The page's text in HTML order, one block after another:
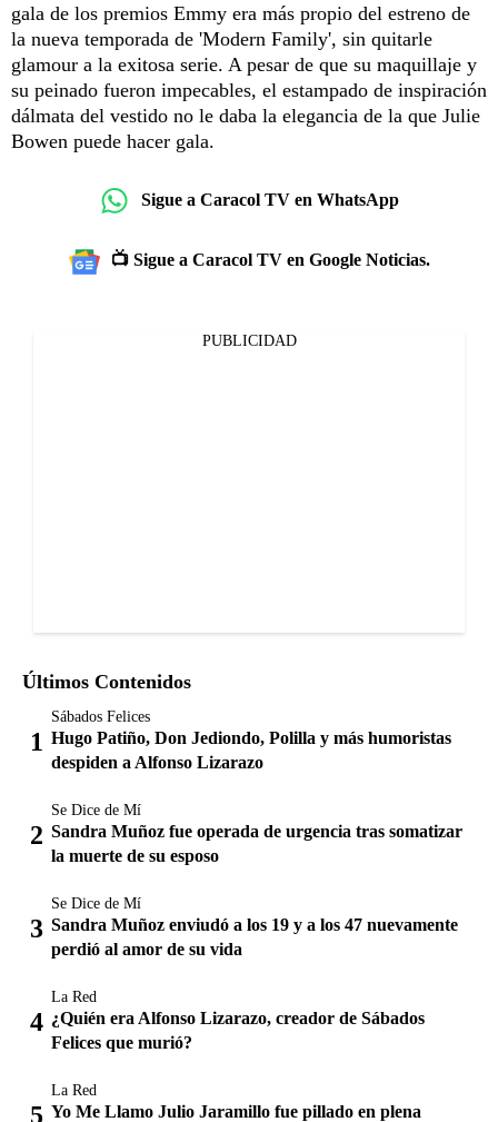
gala de los premios Emmy era más propio del estreno de
la nueva temporada de 'Modern Family', sin quitarle
glamour a la exitosa serie. A pesar de que su maquillaje y
su peinado fueron impecables, el estampado de inspiración
dálmata del vestido no le daba la elegancia de la que Julie
Bowen puede hacer gala.
Sigue a Caracol TV en WhatsApp
📺 Sigue a Caracol TV en Google Noticias.
PUBLICIDAD
Últimos Contenidos
Sábados Felices
Hugo Patiño, Don Jediondo, Polilla y más humoristas
despiden a Alfonso Lizarazo
Se Dice de Mí
Sandra Muñoz fue operada de urgencia tras somatizar
la muerte de su esposo
Se Dice de Mí
Sandra Muñoz enviudó a los 19 y a los 47 nuevamente
perdió al amor de su vida
La Red
¿Quién era Alfonso Lizarazo, creador de Sábados
Felices que murió?
La Red
Yo Me Llamo Julio Jaramillo fue pillado en plena